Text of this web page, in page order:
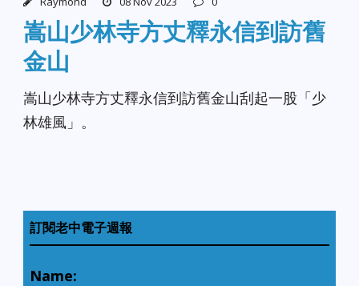
嵩山少林寺方丈釋永信到訪舊
金山
嵩山少林寺方丈釋永信到訪舊金山刮起一股「少
林雄風」。
訂閱老中電子週報
Name: